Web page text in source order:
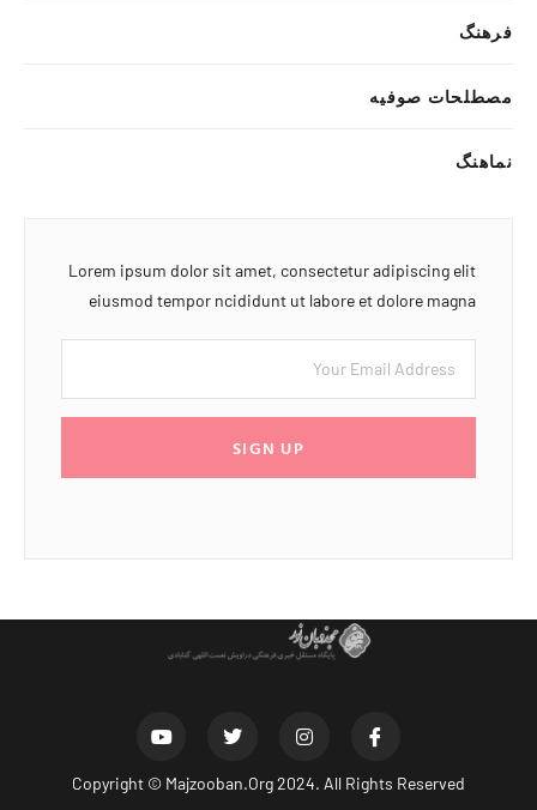
فرهنگ
مصطلحات صوفیه
نماهنگ
Lorem ipsum dolor sit amet, consectetur adipiscing elit
eiusmod tempor ncididunt ut labore et dolore magna
SIGN UP
Copyright © Majzooban.Org2024. All Rights Reserved